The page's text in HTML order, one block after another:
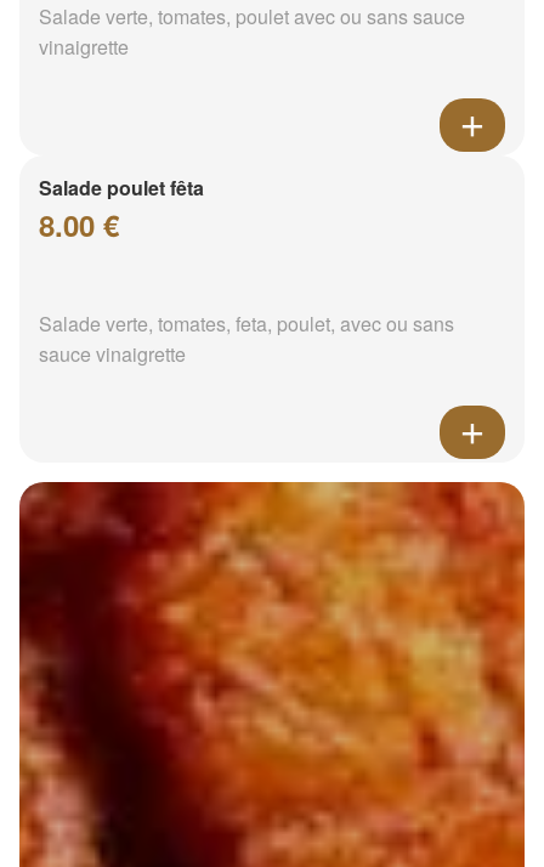
Salade verte, tomates, poulet avec ou sans sauce
vinaigrette
Salade poulet fêta
8.00 €
Salade verte, tomates, feta, poulet, avec ou sans
sauce vinaigrette